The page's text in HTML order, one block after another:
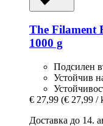
The Filament
1000 g
Подсилен
Устойчив
€ 27,99 (€ 27,99 /
Доставка до 14.